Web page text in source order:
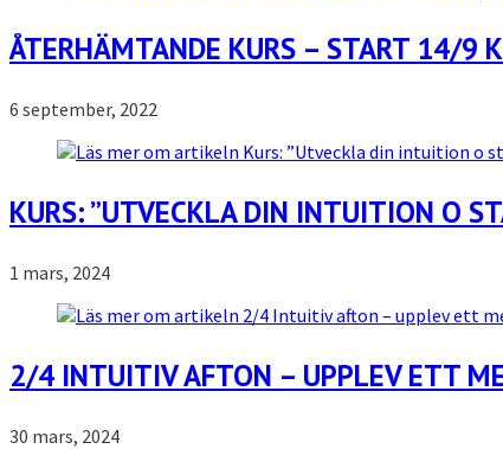
ÅTERHÄMTANDE KURS – START 14/9
6 september, 2022
KURS: ”UTVECKLA DIN INTUITION O
1 mars, 2024
2/4 INTUITIV AFTON – UPPLEV ETT
30 mars, 2024